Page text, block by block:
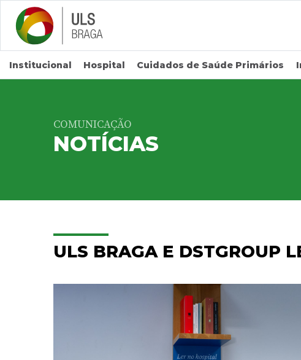
Saltar para conteúdo principal
Institucional Hospital Cuidados de Saúde Primários
COMUNICAÇÃO
NOTÍCIAS
ULS BRAGA E DSTGROUP